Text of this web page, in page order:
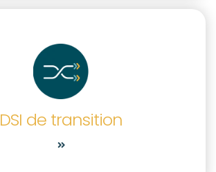
DSI de transition